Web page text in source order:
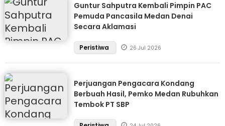
Guntur Sahputra Kembali Pimpin PAC
Pemuda Pancasila Medan Denai
Secara Aklamasi
Peristiwa 26 Jul 2026
Perjuangan Pengacara Kondang
Berbuah Hasil, Pemko Medan Rubuhkan
Tembok PT SBP